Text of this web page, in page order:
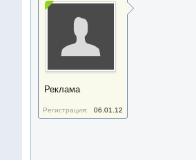
Реклама
Регистрация: 06.01.12